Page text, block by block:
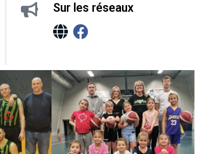
Sur les réseaux